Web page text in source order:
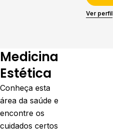
Ver perfil
Medicina
Estética
Conheça esta
área da saúde e
encontre os
cuidados certos